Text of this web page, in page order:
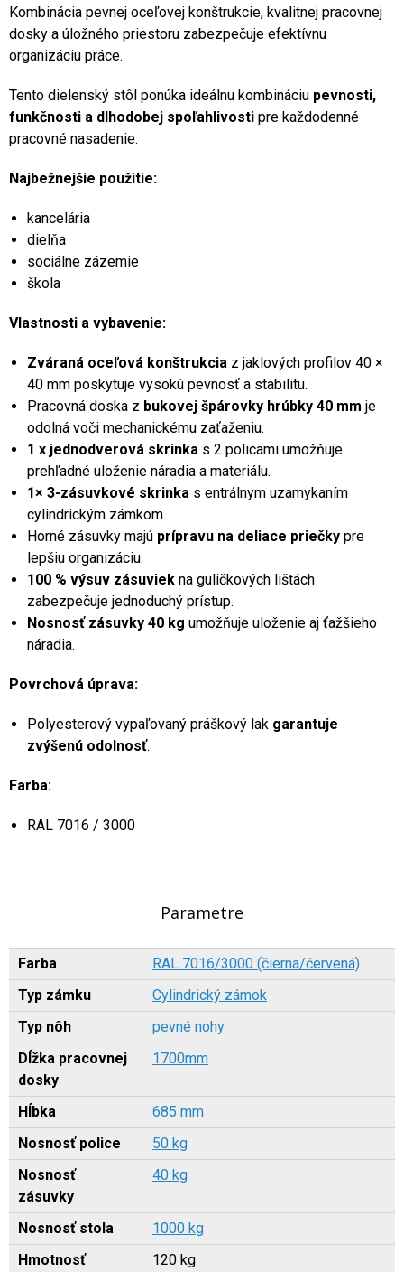
Kombinácia pevnej oceľovej konštrukcie, kvalitnej pracovnej
dosky a úložného priestoru zabezpečuje efektívnu
organizáciu práce.
Tento dielenský stôl ponúka ideálnu kombináciu pevnosti,
funkčnosti a dlhodobej spoľahlivosti pre každodenné
pracovné nasadenie.
Najbežnejšie použitie:
kancelária
dielňa
sociálne zázemie
škola
Vlastnosti a vybavenie:
Zváraná oceľová konštrukcia z jaklových profilov 40 ×
40 mm poskytuje vysokú pevnosť a stabilitu.
Pracovná doska z bukovej špárovky hrúbky 40 mm je
odolná voči mechanickému zaťaženiu.
1 x jednodverová skrinka s 2 policami umožňuje
prehľadné uloženie náradia a materiálu.
1× 3-zásuvkové skrinka s entrálnym uzamykaním
cylindrickým zámkom.
Horné zásuvky majú prípravu na deliace priečky pre
lepšiu organizáciu.
100 % výsuv zásuviek na guličkových lištách
zabezpečuje jednoduchý prístup.
Nosnosť zásuvky 40 kg umožňuje uloženie aj ťažšieho
náradia.
Povrchová úprava:
Polyesterový vypaľovaný práškový lak garantuje
zvýšenú odolnosť.
Farba:
RAL 7016 / 3000
Parametre
Farba
RAL 7016/3000 (čierna/červená)
Typ zámku
Cylindrický zámok
Typ nôh
pevné nohy
Dĺžka pracovnej
dosky
1700mm
Hĺbka
685 mm
Nosnosť police
50 kg
Nosnosť
zásuvky
40 kg
Nosnosť stola
1000 kg
Hmotnosť
120 kg